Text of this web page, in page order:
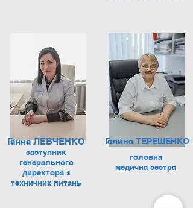
Ганна ЛЕВЧЕНКО
заступник
генерального
директора з
техничних питань
Галина ТЕРЕЩЕНКО
головна
медична сестра